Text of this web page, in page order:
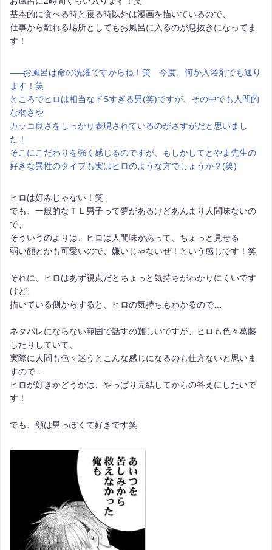
基本的に食べる時と寝る時以外は漫画を描いているので、
仕事から離れる場所としてもお風呂に入るのが息抜きになってま
す！
――お風呂は命の洗濯ですからね！笑 今度、何か入浴剤でも送り
ます！笑
ところでヒロは相当なドSすぎる男(笑)ですが、その中でも人間的
な弱さや
カッコ良さをしっかり表現されているのがさすがだと思いまし
た！
そこにこだわりを強く感じるのですが、もしかしてとやま先生の
好きな異性のタイプも実はヒロのような方でしょうか？(笑)
ヒロは好みじゃない！笑
でも、一般的なＴＬ男子って夢があるけどあんまり人間味ないの
で、
そういうのよりは、ヒロは人間味があって、ちょっと見せる
弱い顔とかも可愛いので、嫌いじゃないぜ！という感じです！笑
それに、ヒロはあず視点だとちょっと気持ちがわかりにくいです
けど、
描いている側からすると、ヒロの気持ちもわかるので…
ネタバレにならない範囲で話すの難しいですが、ヒロも色々葛藤
したりしていて、
実際に人間も色々迷うとこんな感じになるのも仕方ないと思いま
すので…
ヒロが好きかどうかは、やっぱり完結してからの答えにしたいで
す！
でも、顔は男っぽくて好きです笑